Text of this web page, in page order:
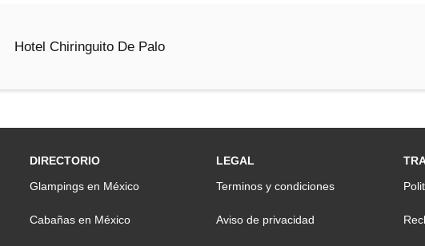
Hotel Chiringuito De Palo
DIRECTORIO
Glampings en México
Cabañas en México
LEGAL
Terminos y condiciones
Aviso de privacidad